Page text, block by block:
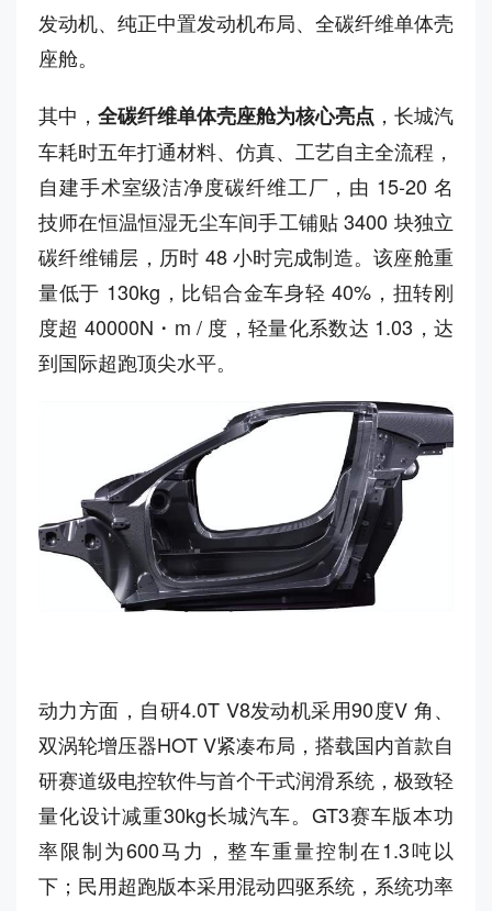
发动机、纯正中置发动机布局、全碳纤维单体壳
座舱。
其中， 全碳纤维单体壳座舱为核心亮点 ，长城汽
车耗时五年打通材料、仿真、工艺自主全流程，
自建手术室级洁净度碳纤维工厂，由 15-20 名
技师在恒温恒湿无尘车间手工铺贴 3400 块独立
碳纤维铺层，历时 48 小时完成制造。该座舱重
量低于 130kg，比铝合金车身轻 40%，扭转刚
度超 40000N・m / 度，轻量化系数达 1.03，达
到国际超跑顶尖水平。
动力方面，自研4.0T V8发动机采用90度V 角、
双涡轮增压器HOT V紧凑布局，搭载国内首款自
研赛道级电控软件与首个干式润滑系统，极致轻
量化设计减重30kg长城汽车。GT3赛车版本功
率限制为600马力，整车重量控制在1.3吨以
下；民用超跑版本采用混动四驱系统，系统功率